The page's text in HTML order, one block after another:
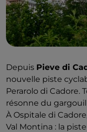
Depuis Pieve di
nouvelle piste
Perarolo di Cadore.
résonne du
À Ospitale di
Val Montina : la